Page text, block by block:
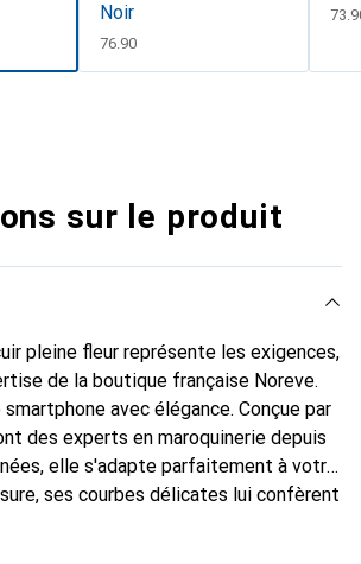
Noir
CHF
76.90
CHF
sur le produit
pleine fleur représente les exigences,
de la boutique française Noreve.
avec élégance. Conçue par
des experts en maroquinerie depuis
elle s'adapte parfaitement à votre
ses courbes délicates lui confèrent
votre smartphone. Reconnu